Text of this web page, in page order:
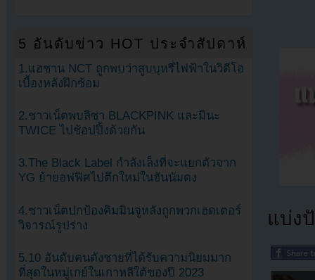
แบ่ง
5 อันดับข่าว HOT ประจำสัปดาห์
1.แฮชาน NCT ถูกพบว่าสูบบุหรี่ไฟฟ้าในวิดีโอ
เบื้องหลังฝึกซ้อม
2.ชาวเน็ตพบลิซ่า BLACKPINK และมินะ
TWICE ไปช้อปปิ้งด้วยกัน
3.The Black Label กำลังเล็งที่จะแยกตัวจาก
YG ย้ายอฟฟิศไปตึกใหม่ในฮันนัมดง
4.ชาวเน็ตปกป้องคิมมินจูหลังถูกพวกเฮดเตอร์
วิจารณ์รูปร่าง
5.10 อันดับคนดังชายที่ได้รับความนิยมมาก
ที่สุดในหมู่เกย์ในเกาหลีใต้ของปี 2023